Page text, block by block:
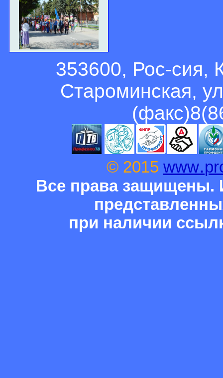
353600, Рос-сия,
Староминская,
© 2015 www.
Все права защищены.
при наличии